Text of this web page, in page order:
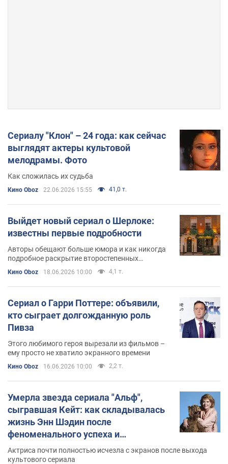
Сериалу "Клон" – 24 года: как сейчас
выглядят актеры культовой
мелодрамы. Фото
Как сложилась их судьба
Кино Oboz 22.06.2026 15:55 41,0 т.
Выйдет новый сериал о Шерлоке:
известны первые подробности
Авторы обещают больше юмора и как никогда
подробное раскрытие второстепенных
Кино Oboz 18.06.2026 10:00 4,1 т.
Сериал о Гарри Поттере: объявили,
кто сыграет долгожданную роль
Пивза
Этого любимого героя вырезали из фильмов –
ему просто не хватило экранного времени
Кино Oboz 16.06.2026 10:00 2,2 т.
Умерла звезда сериала "Альф",
сыгравшая Кейт: как складывалась
жизнь Энн Шэдин после
феноменального успеха и
исчезновения с экранов
Актриса почти полностью исчезла с экранов после выхода
культового сериала